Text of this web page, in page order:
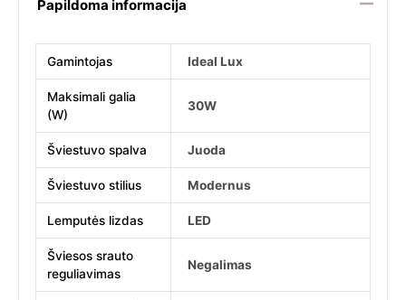
Papildoma informacija
Gamintojas Ideal Lux
Maksimali galia
(W)
30W
Šviestuvo spalva Juoda
Šviestuvo stilius Modernus
Lemputės lizdas LED
Šviesos srauto
reguliavimas
Negalimas